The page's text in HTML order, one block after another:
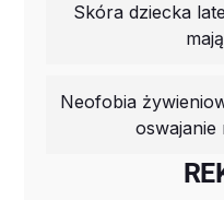
Skóra dziecka
Neofobia